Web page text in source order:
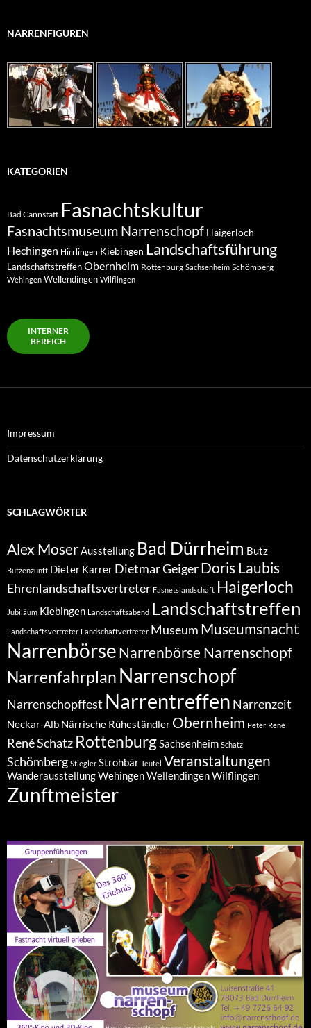
NARRENFIGUREN
KATEGORIEN
Bad Cannstatt Fasnachtskultur
Fasnachtsmuseum Narrenschopf Haigerloch
Hechingen Hirrlingen Kiebingen Landschaftsführung
LandschaftstreffenObernheim Rottenburg Sachsenheim Schömberg
Wehingen Wellendingen Wilflingen
INTERNER
BEREICH
Impressum
Datenschutzerklärung
SCHLAGWÖRTER
Alex MoserAusstellung Bad Dürrheim Butz
Butzenzunft Dieter Karrer Dietmar GeigerDoris Laubis
Ehrenlandschaftsvertreter Fasnetslandschaft Haigerloch
Jubiläum Kiebingen Landschaftsabend Landschaftstreffen
Landschaftsvertreter Landschaftvertreter Museum Museumsnacht
Narrenbörse Narrenbörse Narrenschopf
Narrenfahrplan Narrenschopf
Narrenschopffest Narrentreffen Narrenzeit
Neckar-Alb Närrische Rüheständler Obernheim Peter René
René Schatz RottenburgSachsenheim Schatz
Schömberg Stiegler Strohbär Teufel Veranstaltungen
WanderausstellungWehingenWellendingenWilflingen
Zunftmeister